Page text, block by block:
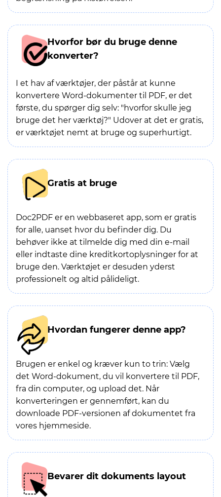
Hvorfor bør du bruge denne
konverter?
I et hav af værktøjer, der påstår at kunne
konvertere Word-dokumenter til PDF, er det
første, du spørger dig selv: "hvorfor skulle jeg
bruge det her værktøj?" Udover at det er gratis,
er værktøjet nemt at bruge og superhurtigt.
Gratis at bruge
Doc2PDF er en webbaseret app, som er gratis
for alle, uanset hvor du befinder dig. Du
behøver ikke at tilmelde dig med din e-mail
eller indtaste dine kreditkortoplysninger for at
bruge den. Værktøjet er desuden yderst
professionelt og altid pålideligt.
Hvordan fungerer denne app?
Brugen er enkel og kræver kun to trin: Vælg
det Word-dokument, du vil konvertere til PDF,
fra din computer, og upload det. Når
konverteringen er gennemført, kan du
downloade PDF-versionen af dokumentet fra
vores hjemmeside.
Bevarer dit dokuments layout